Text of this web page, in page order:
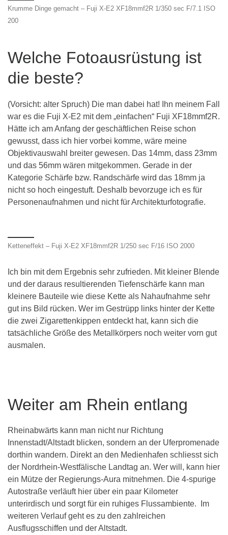
Krumme Dinge gemacht – Fuji X-E2 XF18mmf2R 1/350 sec F/7.1 ISO
200
Welche Fotoausrüstung ist
die beste?
(Vorsicht: alter Spruch) Die man dabei hat! Ihn meinem Fall
war es die Fuji X-E2 mit dem „einfachen“ Fuji XF18mmf2R.
Hätte ich am Anfang der geschäftlichen Reise schon
gewusst, dass ich hier vorbei komme, wäre meine
Objektivauswahl breiter gewesen. Das 14mm, dass 23mm
und das 56mm wären mitgekommen. Gerade in der
Kategorie Schärfe bzw. Randschärfe wird das 18mm ja
nicht so hoch eingestuft. Deshalb bevorzuge ich es für
Personenaufnahmen und nicht für Architekturfotografie.
Ketteneffekt – Fuji X-E2 XF18mmf2R 1/250 sec F/16 ISO 2000
Ich bin mit dem Ergebnis sehr zufrieden. Mit kleiner Blende
und der daraus resultierenden Tiefenschärfe kann man
kleinere Bauteile wie diese Kette als Nahaufnahme sehr
gut ins Bild rücken. Wer im Gestrüpp links hinter der Kette
die zwei Zigarettenkippen entdeckt hat, kann sich die
tatsächliche Größe des Metallkörpers noch weiter vorn gut
ausmalen.
Weiter am Rhein entlang
Rheinabwärts kann man nicht nur Richtung
Innenstadt/Altstadt blicken, sondern an der Uferpromenade
dorthin wandern. Direkt an den Medienhafen schliesst sich
der Nordrhein-Westfälische Landtag an. Wer will, kann hier
ein Mütze der Regierungs-Aura mitnehmen. Die 4-spurige
Autostraße verläuft hier über ein paar Kilometer
unterirdisch und sorgt für ein ruhiges Flussambiente. Im
weiteren Verlauf geht es zu den zahlreichen
Ausflugsschiffen und der Altstadt.